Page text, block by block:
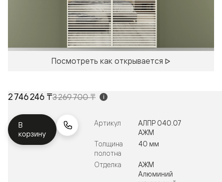
Посмотреть как открывается
2 746 246 ₸3 269 700 ₸ i
В
корзину
Артикул
АЛПР 040.07
АЖМ
Толщина
полотна
40 мм
Отделка
АЖМ
Алюминий